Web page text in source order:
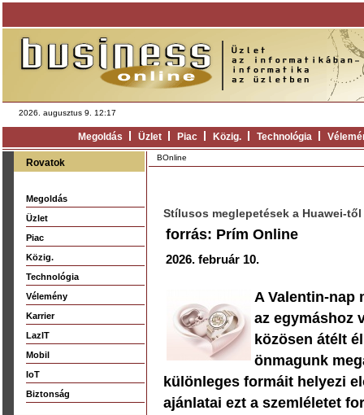
2026. augusztus 9. 12:17
Megoldás Üzlet Piac Közig. Technológia
Rovatok
Megoldás
Üzlet
Piac
Közig.
Technológia
Vélemény
Karrier
LazIT
Mobil
IoT
Biztonság
BOnline
Stílusos meglepetések a Huawei-
forrás: Prím Online
2026. február 10.
A Valentin-nap
az egymáshoz
közösen átélt
önmagunk
különleges formáit helyezi
ajánlatai ezt a szemléletet